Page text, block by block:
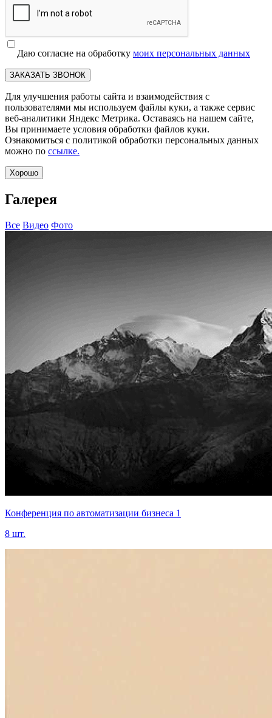
Даю согласие на обработку моих персональных данных
ЗАКАЗАТЬ ЗВОНОК
Для улучшения работы сайта и взаимодействия с
пользователями мы используем файлы куки, а также сервис
веб-аналитики Яндекс Метрика. Оставаясь на нашем сайте,
Вы принимаете условия обработки файлов куки.
Ознакомиться с политикой обработки персональных данных
можно по ссылке.
Хорошо
Галерея
Все Видео Фото
Конференция по автоматизации бизнеса 1
8 шт.